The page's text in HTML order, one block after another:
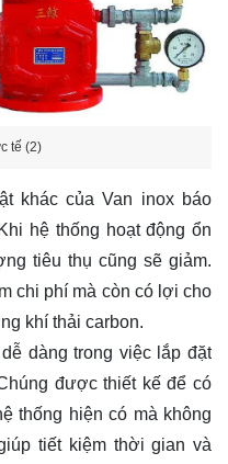
tế (2)
khác của Van inox báo
hệ thống hoạt động ổn
tiêu thụ cũng sẽ giảm.
chi phí mà còn có lợi cho
khí thải carbon.
dàng trong việc lắp đặt
được thiết kế để có
thống hiện có mà không
tiết kiệm thời gian và